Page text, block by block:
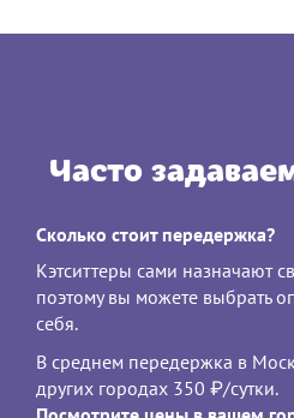
Часто
Сколько стоит передержка?
Кэтситтеры сами назначают
поэтому вы можете выбрать
себя.
В среднем передержка в
других городах 350 ₽/сутки.